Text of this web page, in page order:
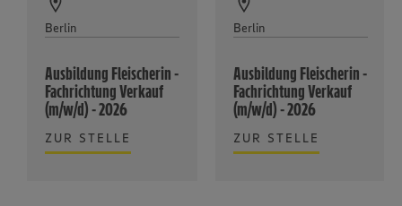
Berlin
Ausbildung Fleischerin -
Fachrichtung Verkauf
(m/w/d) - 2026
ZUR STELLE
Berlin
Ausbildung Fleischerin -
Fachrichtung Verkauf
(m/w/d) - 2026
ZUR STELLE